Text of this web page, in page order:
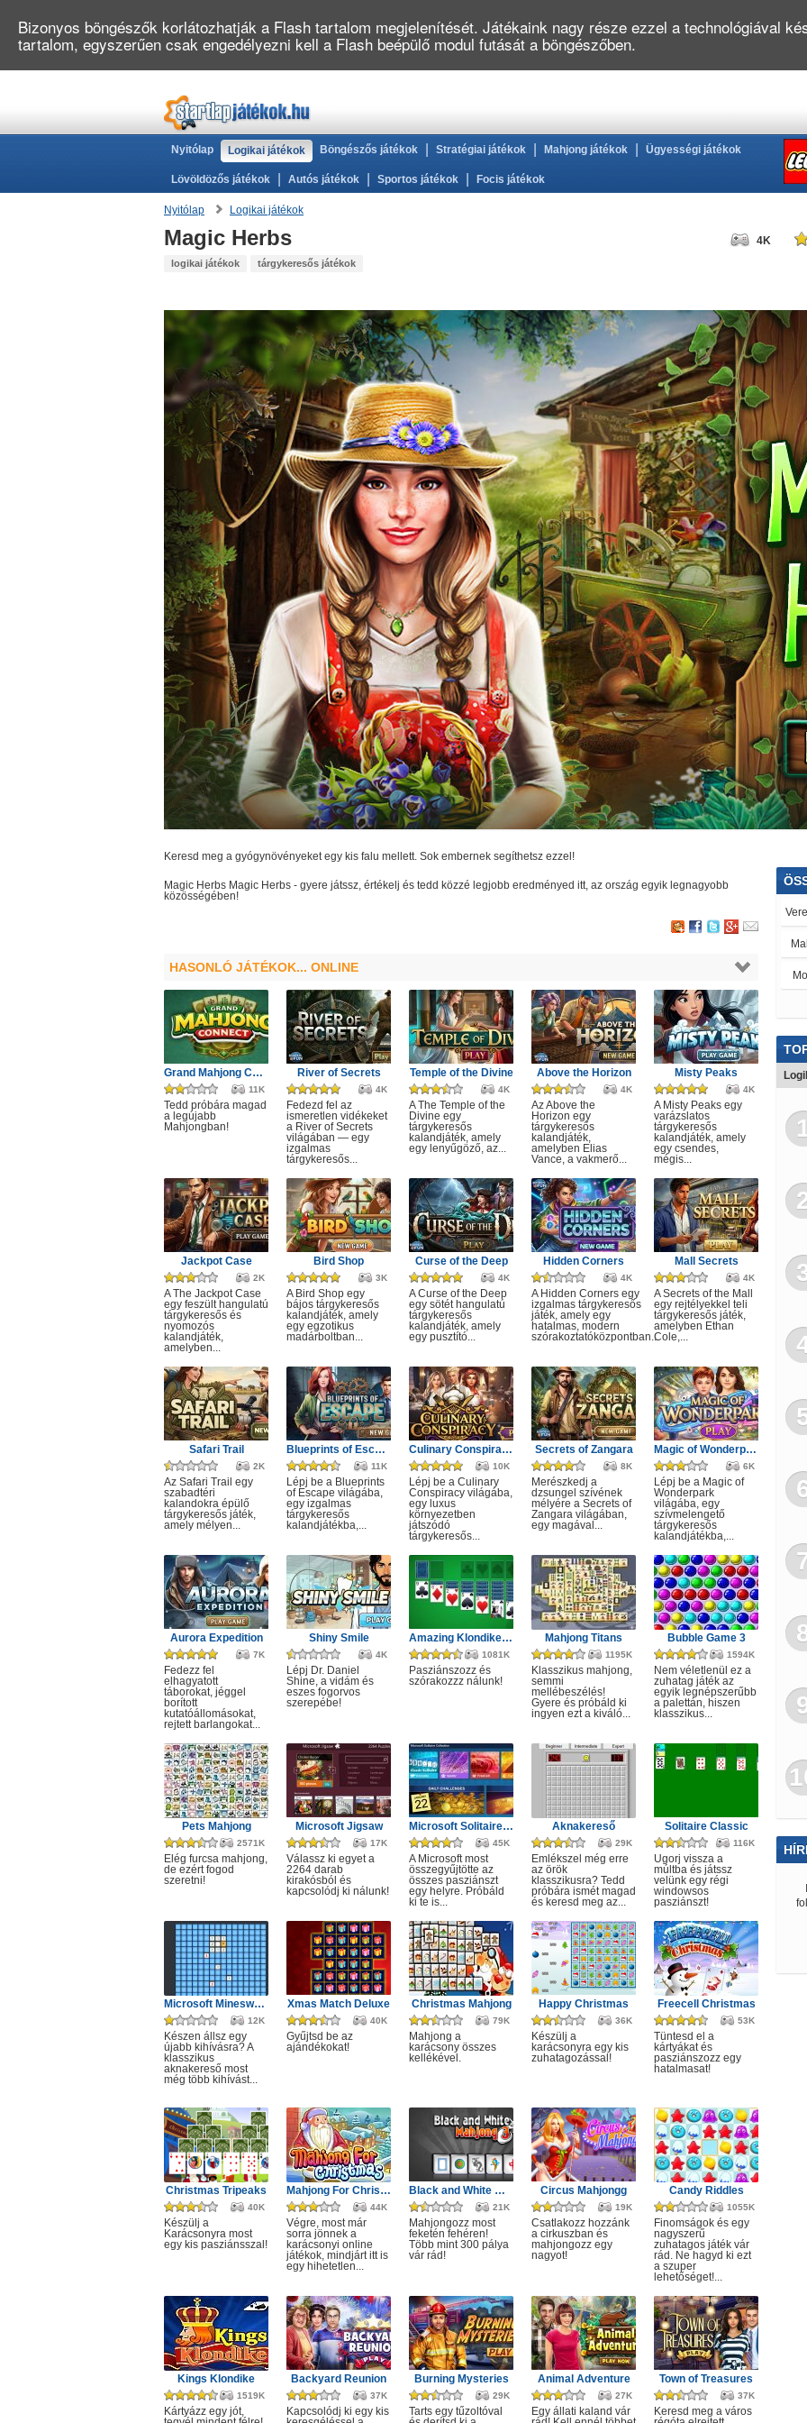
Nyitólap Logikai játékok Böngészős játékok Stratégiai játékok Mahjong játékok Ügyességi játékok
Lövöldözős játékok Autós játékok Sportos játékok Focis játékok
Nyitólap Logikai játékok
Magic Herbs
logikai játékok tárgykeresős játékok
4K
Keresd meg a gyógynövényeket egy kis falu mellett. Sok embernek segíthetsz ezzel!
Magic Herbs - gyere játssz, értékelj és tedd közzé legjobb eredményed itt, az ország egyik legnagyobb
Magic Herbs
közösségében!
HASONLÓ JÁTÉKOK... ONLINE
Grand Mahjong Connect
11K
Tedd próbára magad
a legújabb
Mahjongban!
River of Secrets
4K
Fedezd fel az
ismeretlen vidékeket
a River of Secrets
világában — egy
izgalmas
tárgykeresős...
Temple of the Divine
4K
A The Temple of the
Divine egy
tárgykeresős
kalandjáték, amely
egy lenyűgöző, az...
Above the Horizon
4K
Az Above the
Horizon egy
tárgykeresős
kalandjáték,
amelyben Elias
Vance, a vakmerő...
Misty Peaks
4K
A Misty Peaks egy
varázslatos
tárgykeresős
kalandjáték, amely
egy csendes,
mégis...
Jackpot Case
2K
A The Jackpot Case
egy feszült hangulatú
tárgykeresős és
nyomozós
kalandjáték,
amelyben...
Bird Shop
3K
A Bird Shop egy
bájos tárgykeresős
kalandjáték, amely
egy egzotikus
madárboltban...
Curse of the Deep
4K
A Curse of the Deep
egy sötét hangulatú
tárgykeresős
kalandjáték, amely
egy pusztító...
Hidden Corners
4K
A Hidden Corners egy
izgalmas tárgykeresős
játék, amely egy
hatalmas, modern
szórakoztatóközpontban...
Mall Secrets
4K
A Secrets of the Mall
egy rejtélyekkel teli
tárgykeresős játék,
amelyben Ethan
Cole,...
Safari Trail
2K
Az Safari Trail egy
szabadtéri
kalandokra épülő
tárgykeresős játék,
amely mélyen...
Blueprints of Escape
11K
Lépj be a Blueprints
of Escape világába,
egy izgalmas
tárgykeresős
kalandjátékba,...
Culinary Conspiracy
10K
Lépj be a Culinary
Conspiracy világába,
egy luxus
környezetben
játszódó
tárgykeresős...
Secrets of Zangara
8K
Merészkedj a
dzsungel szívének
mélyére a Secrets of
Zangara világában,
egy magával...
Magic of Wonderpark
6K
Lépj be a Magic of
Wonderpark
világába, egy
szívmelengető
tárgykeresős
kalandjátékba,...
Aurora Expedition
7K
Fedezz fel
elhagyatott
táborokat, jéggel
borított
kutatóállomásokat,
rejtett barlangokat...
Shiny Smile
4K
Lépj Dr. Daniel
Shine, a vidám és
eszes fogorvos
szerepébe!
Amazing Klondike Solitaire
1081K
Pasziánszozz és
szórakozzz nálunk!
Mahjong Titans
1195K
Klasszikus mahjong,
semmi
mellébeszélés!
Gyere és próbáld ki
ingyen ezt a kiváló...
Bubble Game 3
1594K
Nem véletlenül ez a
zuhatag játék az
egyik legnépszerűbb
a palettán, hiszen
klasszikus...
Pets Mahjong
2571K
Elég furcsa mahjong,
de ezért fogod
szeretni!
Microsoft Jigsaw
17K
Válassz ki egyet a
2264 darab
kirakósból és
kapcsolódj ki nálunk!
Microsoft Solitaire Collection
45K
A Microsoft most
összegyűjtötte az
összes pasziánszt
egy helyre. Próbáld
ki te is...
Aknakereső
29K
Emlékszel még erre
az örök
klasszikusra? Tedd
próbára ismét magad
és keresd meg az...
Solitaire Classic
116K
Ugorj vissza a
múltba és játssz
velünk egy régi
windowsos
pasziánszt!
Microsoft Minesweeper
12K
Készen állsz egy
újabb kihívásra? A
klasszikus
aknakereső most
még több kihívást...
Xmas Match Deluxe
40K
Gyűjtsd be az
ajándékokat!
Christmas Mahjong
79K
Mahjong a
karácsony összes
kellékével.
Happy Christmas
36K
Készülj a
karácsonyra egy kis
zuhatagozással!
Freecell Christmas
53K
Tüntesd el a
kártyákat és
pasziánszozz egy
hatalmasat!
Christmas Tripeaks
40K
Készülj a
Karácsonyra most
egy kis pasziánsszal!
Mahjong For Christmas
44K
Végre, most már
sorra jönnek a
karácsonyi online
játékok, mindjárt itt is
egy hihetetlen...
Black and White Mahjong 3
21K
Mahjongozz most
feketén fehéren!
Több mint 300 pálya
vár rád!
Circus Mahjongg
19K
Csatlakozz hozzánk
a cirkuszban és
mahjongozz egy
nagyot!
Candy Riddles
1055K
Finomságok és egy
nagyszerű
zuhatagos játék vár
rád. Ne hagyd ki ezt
a szuper
lehetőséget!...
Kings Klondike
1519K
Kártyázz egy jót,
Backyard Reunion
37K
Kapcsolódj ki egy kis
Burning Mysteries
29K
Tarts egy tűzoltóval
Animal Adventure
27K
Egy állati kaland vár
Town of Treasures
37K
Keresd meg a város
Kvíz
Bizonyos böngészők korlátozhatják a Flash tartalom megjelenítését. Játékaink nagy része ezzel a technológiával
tartalom, egyszerűen csak engedélyezni kell a Flash beépülő modul futását a böngészőben.